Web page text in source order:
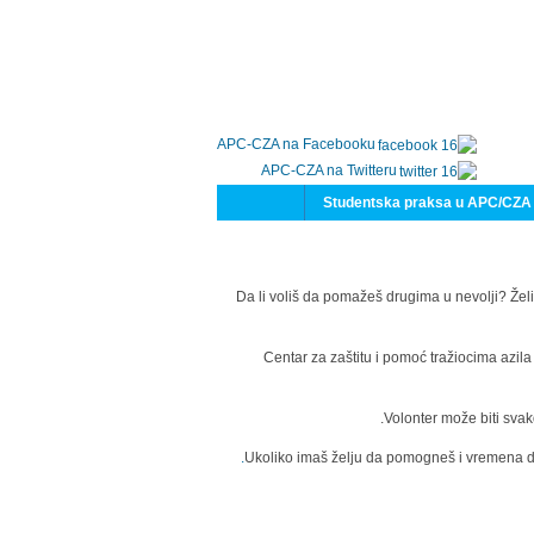
APC-CZA na Facebooku
APC-CZA na Twitteru
Studentska praksa u APC/CZA
Da li voliš da pomažeš drugima u nevolji?
Centar za zaštitu i pomoć tražiocima
Volonter može biti
Ukoliko imaš želju da pomogneš i vremena